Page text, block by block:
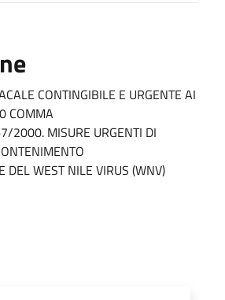
CONTINGIBILE E URGENTE AI
COMMA
2000. MISURE URGENTI DI
DEL WEST NILE VIRUS (WNV)